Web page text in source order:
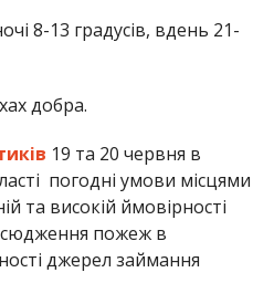
8-13 градусів, вдень 21-
добра.
19 та 20 червня в
погодні умови місцями
та високій ймовірності
пожеж в
джерел займання